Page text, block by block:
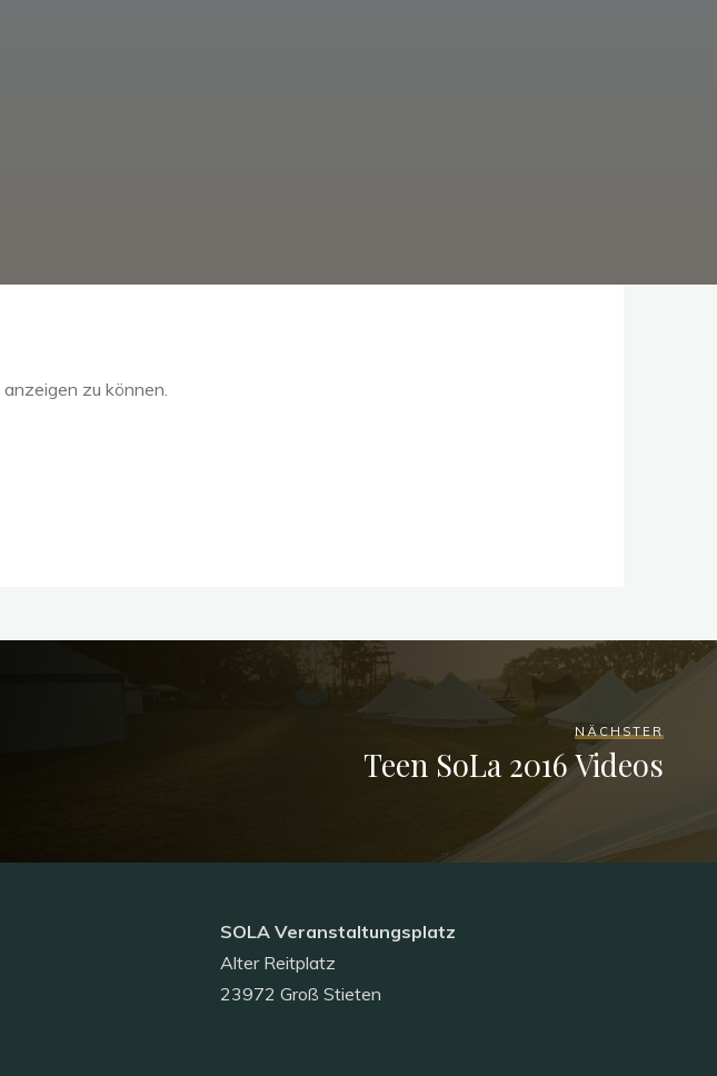
zu können.
NÄCHSTER
Teen SoLa 2016 Videos
SOLA Veranstaltungsplatz
Alter Reitplatz
23972 Groß Stieten